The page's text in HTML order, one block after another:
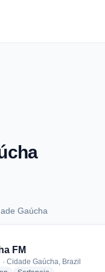
Gaúcha
FM
· Cidade Gaúcha, Brazil